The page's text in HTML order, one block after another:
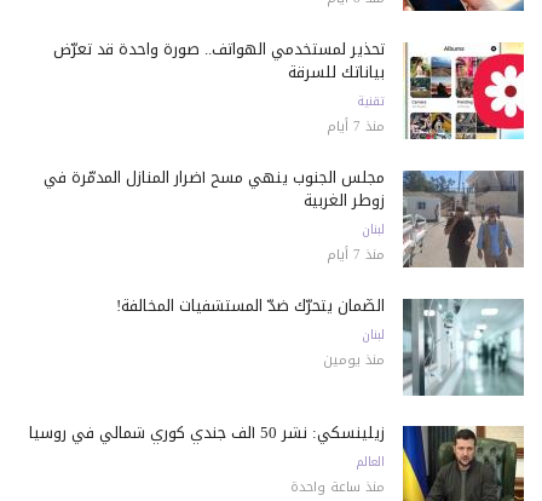
تحذير لمستخدمي الهواتف.. صورة واحدة قد تعرّض
بياناتك للسرقة
تقنية
منذ 7 أيام
مجلس الجنوب ينهي مسح أضرار المنازل المدمّرة في
زوطر الغربية
لبنان
منذ 7 أيام
الضّمان يتحرّك ضدّ المستشفيات المخالفة!
لبنان
منذ يومين
زيلينسكي: نشر 50 ألف جندي كوري شمالي في روسيا
العالم
منذ ساعة واحدة